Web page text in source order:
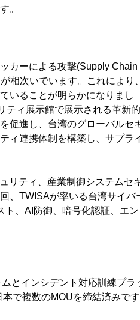
。
カーによる攻撃(Supply Chain
相次いでいます。これにより、
いることが明らかになりまし
ティ展示館で展示される革新的
促進し、台湾のグローバルセ
ィ連携体制を構築し、サプラ
リティ、産業制御システムセ
、TWISAが率いる台湾サイバ
、AI防御、暗号化認証、エン
とインシデント対応訓練プラ
で複数のMOUを締結済みです